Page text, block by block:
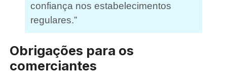
confiança nos estabelecimentos
regulares.”
Obrigações para os
comerciantes